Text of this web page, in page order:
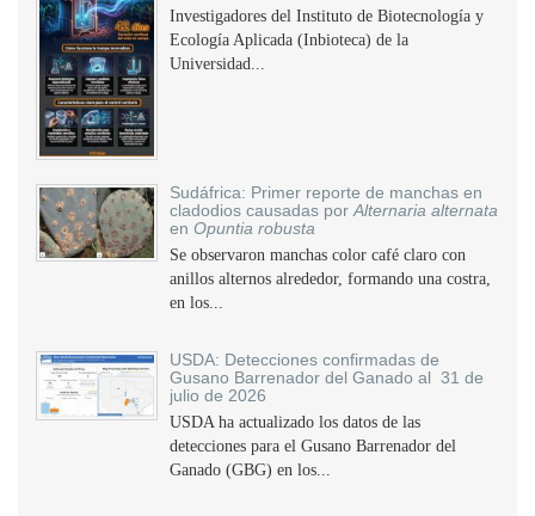
Investigadores del Instituto de Biotecnología y
Ecología Aplicada (Inbioteca) de la
Universidad...
Sudáfrica: Primer reporte de manchas en
cladodios causadas por Alternaria alternata
en Opuntia robusta
Se observaron manchas color café claro con
anillos alternos alrededor, formando una costra,
en los...
USDA: Detecciones confirmadas de
Gusano Barrenador del Ganado al 31 de
julio de 2026
USDA ha actualizado los datos de las
detecciones para el Gusano Barrenador del
Ganado (GBG) en los...